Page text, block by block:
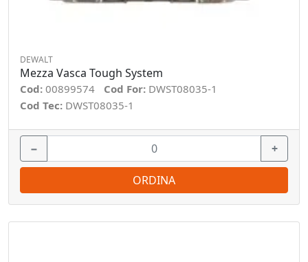
DEWALT
Mezza Vasca Tough System
Cod: 00899574 Cod For: DWST08035-1
Cod Tec: DWST08035-1
− +
ORDINA